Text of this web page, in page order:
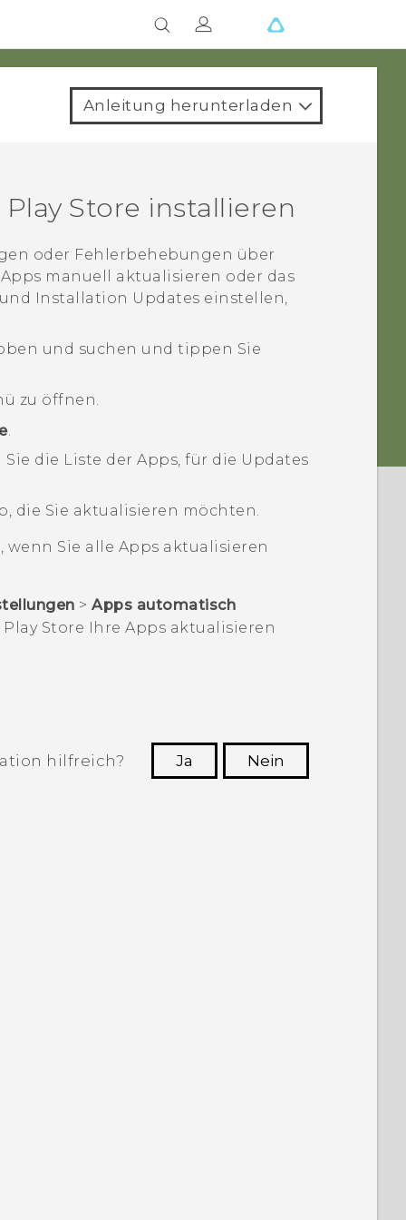
Anleitung herunterladen
Store installieren
oder Fehlerbehebungen über
manuell aktualisieren oder das
Installation Updates einstellen,
und suchen und tippen Sie
zu öffnen.
.
die Liste der Apps, für die Updates
die Sie aktualisieren möchten.
, wenn Sie alle Apps aktualisieren
>Apps automatisch
Store Ihre Apps aktualisieren
hilfreich? Ja
Nein